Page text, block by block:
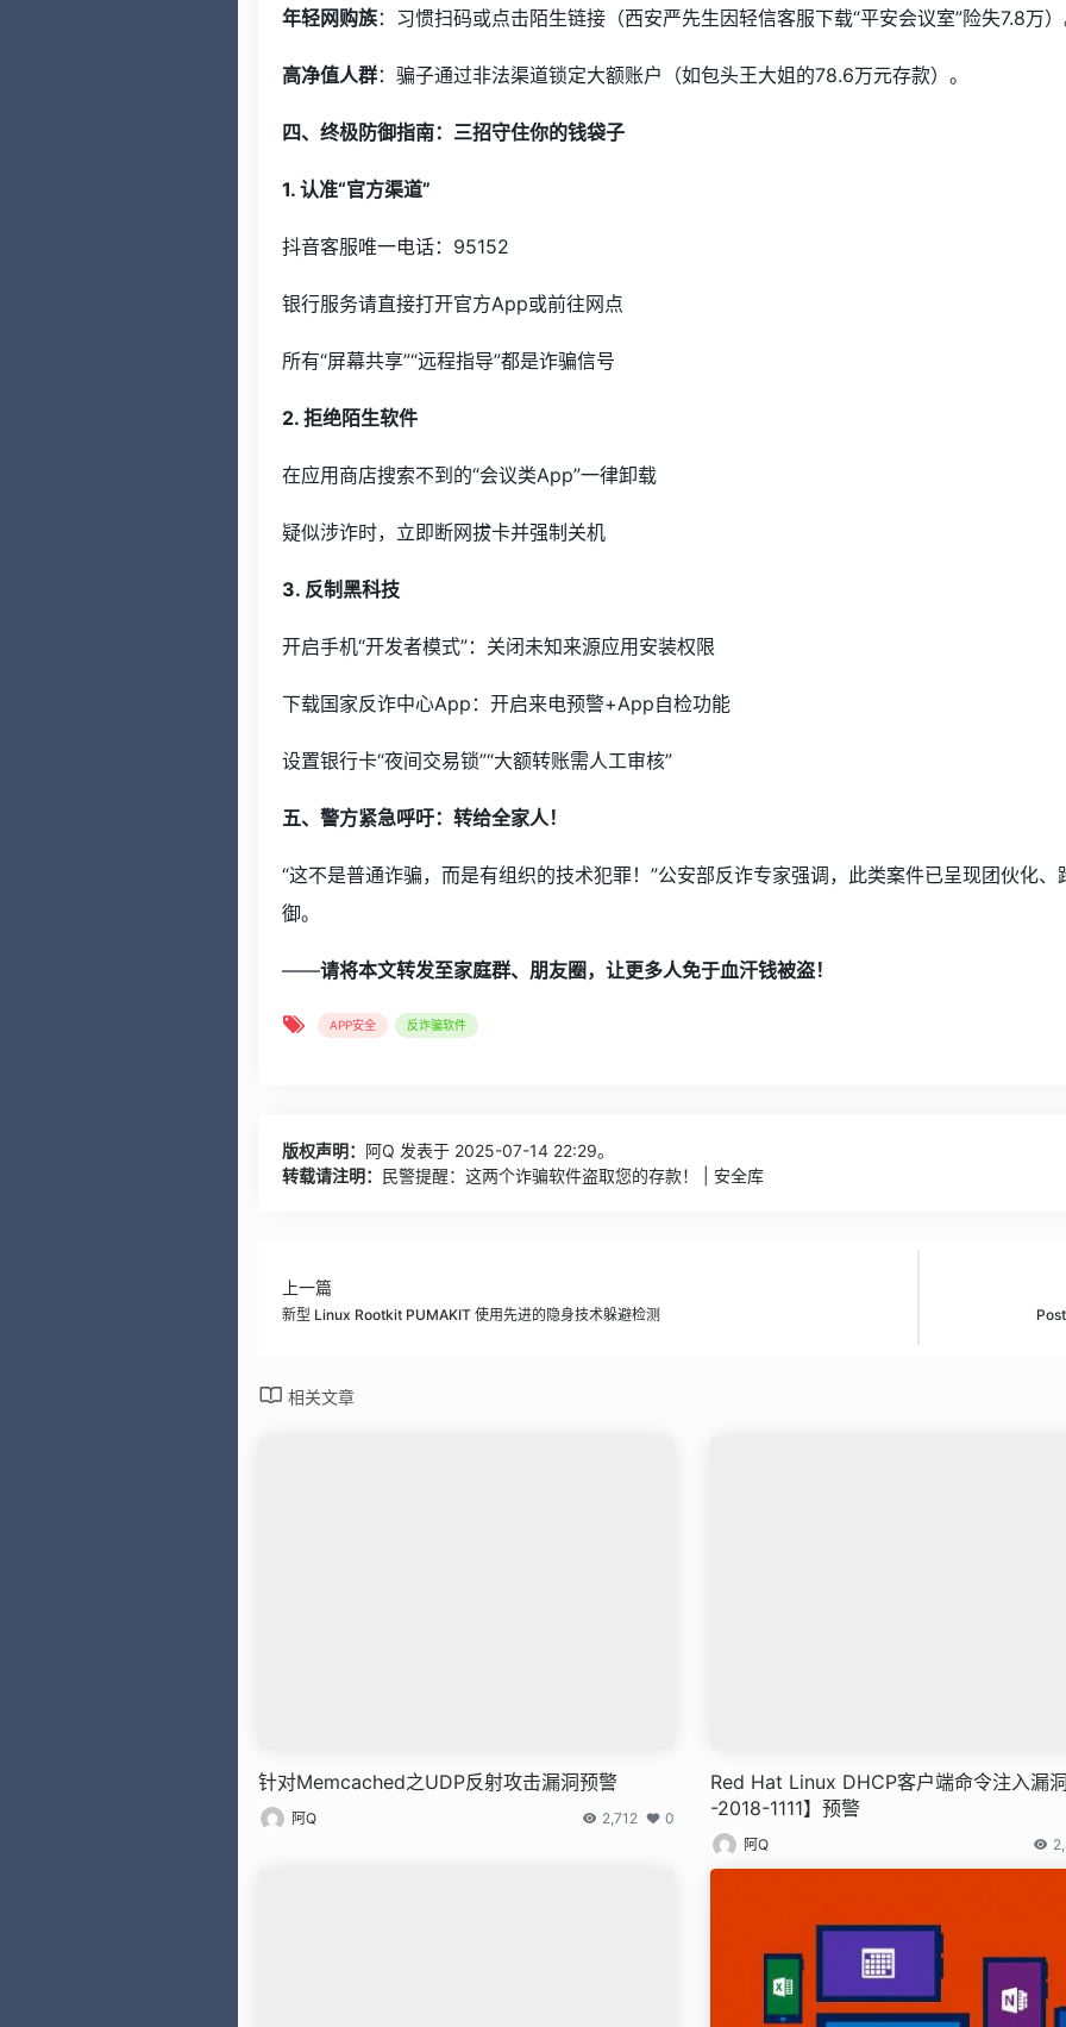
年轻网购族：习惯扫码或点击陌生链接（西安严先生因轻信客服下载“平安会议室”险失7.8万
高净值人群：骗子通过非法渠道锁定大额账户（如包头王大姐的78.6万元存款）。
四、终极防御指南：三招守住你的钱袋子
1. 认准“官方渠道”
抖音客服唯一电话：95152
银行服务请直接打开官方App或前往网点
所有“屏幕共享”“远程指导”都是诈骗信号
2. 拒绝陌生软件
在应用商店搜索不到的“会议类App”一律卸载
疑似涉诈时，立即断网拔卡并强制关机
3. 反制黑科技
开启手机“开发者模式”：关闭未知来源应用安装权限
下载国家反诈中心App：开启来电预警+App自检功能
设置银行卡“夜间交易锁”“大额转账需人工审核”
五、警方紧急呼吁：转给全家人！
“这不是普通诈骗，而是有组织的技术犯罪！”公安部反诈专家强调，此类案件已呈现团伙化
御。
——请将本文转发至家庭群、朋友圈，让更多人免于血汗钱被盗！
APP安全 反诈骗软件
版权声明： 阿Q 发表于 2025-07-14 22:29。
转载请注明： 民警提醒：这两个诈骗软件盗取您的存款！ | 安全库
上一篇
新型 Linux Rootkit PUMAKIT 使用先进的隐身技术躲避检测
相关文章
针对Memcached之UDP反射攻击漏洞预警
阿Q 2,712 0
Red Hat Linux DHCP客户端命令注入漏
-2018-1111】预警
阿Q